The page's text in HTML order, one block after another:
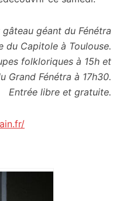
géant du Fénétra
du Capitole à Toulouse.
folkloriques à 15h et
Grand Fénétra à 17h30.
Entrée libre et gratuite.